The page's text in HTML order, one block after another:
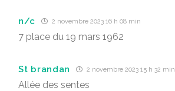
n/c 2 novembre 2023 16 h 08 min
7 place du 19 mars 1962
St brandan 2 novembre 2023 15 h 32 min
Allée des sentes